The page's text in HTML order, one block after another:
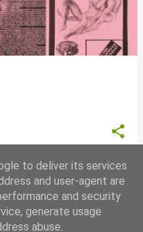
to deliver its services
and user-agent are
and security
generate usage
abuse.